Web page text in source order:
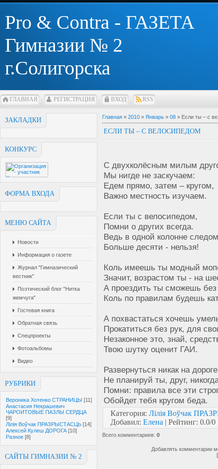
Pro & Contra - ГАЗЕТА
Гимназии № 2
г.Солигорска
ГЛАВНАЯ РЕГИСТРАЦИЯ ВХОД RSS
ЗАКЛАДКИ
КОНКУРС
ФОРМА ВХОДА
МЕНЮ САЙТА
Новости
Информация о газете
Журнал "Гимназический
вестник"
Поэтический блог "Нитка
жемчуга"
Гостевая книга
Обратная связь
Спецпроекты
Фотоальбомы
Видео
РУБРИКИ
Вероника Хотенко СТРАНИЦЫ [11]
Анастасия Некрашевич
ЧАРОИТОВЫЕ ПАЗЛЫ СЕРДЦА
[9]
Лілія Воўчак ПРАЗРЫСТАСЦЬ [14]
Алексей Кулеш ДОРОГА [10]
Разное [8]
САЙТЫ ГИМНАЗИИ № 2
Главная » 2010 » Январь » 08 » Если ты – с
ЕСЛИ ТЫ – С ВЕЛОСИПЕДОМ
С двухколёсным милым
Мы нигде не заскучаем:
Едем прямо, затем – кругом,
Важно местность изучаем.
Если ты с велосипедом,
Помни о других всегда.
Ведь в одной колонне следом
Больше десяти - нельзя!
Коль имеешь ты модный
Значит, возрастом ты - на
А проездить ты сможешь
Коль по правилам будешь
А похвастаться хочешь
Прокатиться без рук, для
Незаконное это, знай,
Твою шутку оценит ГАИ.
Развернуться никак на дороге
Не планируй ты, друг,
Помни: правила все эти
Обойдет тебя кругом беда.
Категория: Лілія Воўчак
Добавил: Елена | Рейтинг: 0.0/0
Всего комментариев: 0
Добавлять комментарии